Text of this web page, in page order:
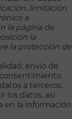
limitación
a
la página de
la
la protección de
envío de
a terceros.
los datos, así
en la información